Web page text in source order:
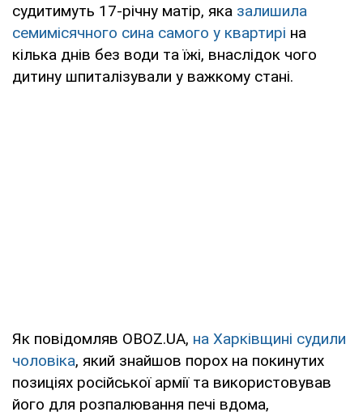
судитимуть 17-річну матір, яка залишила
семимісячного сина самого у квартирі на
кілька днів без води та їжі, внаслідок чого
дитину шпиталізували у важкому стані.
Як повідомляв OBOZ.UA, на Харківщині судили
чоловіка, який знайшов порох на покинутих
позиціях російської армії та використовував
його для розпалювання печі вдома,